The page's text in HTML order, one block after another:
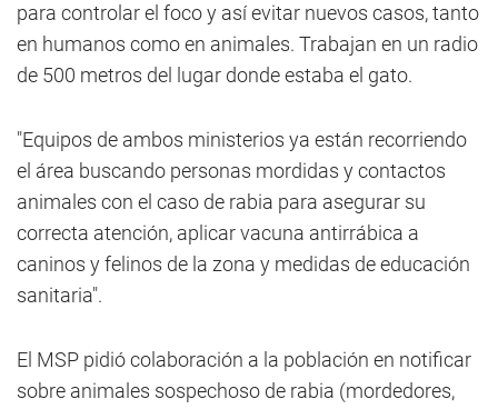
para controlar el foco y así evitar nuevos casos, tanto
en humanos como en animales. Trabajan en un radio
de 500 metros del lugar donde estaba el gato.
"Equipos de ambos ministerios ya están recorriendo
el área buscando personas mordidas y contactos
animales con el caso de rabia para asegurar su
correcta atención, aplicar vacuna antirrábica a
caninos y felinos de la zona y medidas de educación
sanitaria".
El MSP pidió colaboración a la población en notificar
sobre animales sospechoso de rabia (mordedores,